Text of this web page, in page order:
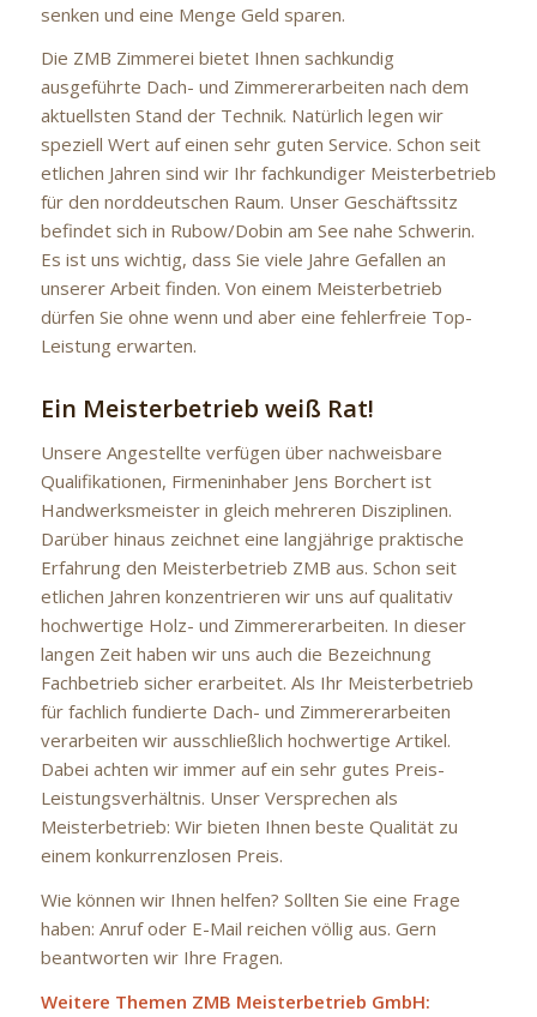
senken und eine Menge Geld sparen.
Die ZMB Zimmerei bietet Ihnen sachkundig
ausgeführte Dach- und Zimmererarbeiten nach dem
aktuellsten Stand der Technik. Natürlich legen wir
speziell Wert auf einen sehr guten Service. Schon seit
etlichen Jahren sind wir Ihr fachkundiger Meisterbetrieb
für den norddeutschen Raum. Unser Geschäftssitz
befindet sich in Rubow/Dobin am See nahe Schwerin.
Es ist uns wichtig, dass Sie viele Jahre Gefallen an
unserer Arbeit finden. Von einem Meisterbetrieb
dürfen Sie ohne wenn und aber eine fehlerfreie Top-
Leistung erwarten.
Ein Meisterbetrieb weiß Rat!
Unsere Angestellte verfügen über nachweisbare
Qualifikationen, Firmeninhaber Jens Borchert ist
Handwerksmeister in gleich mehreren Disziplinen.
Darüber hinaus zeichnet eine langjährige praktische
Erfahrung den Meisterbetrieb ZMB aus. Schon seit
etlichen Jahren konzentrieren wir uns auf qualitativ
hochwertige Holz- und Zimmererarbeiten. In dieser
langen Zeit haben wir uns auch die Bezeichnung
Fachbetrieb sicher erarbeitet. Als Ihr Meisterbetrieb
für fachlich fundierte Dach- und Zimmererarbeiten
verarbeiten wir ausschließlich hochwertige Artikel.
Dabei achten wir immer auf ein sehr gutes Preis-
Leistungsverhältnis. Unser Versprechen als
Meisterbetrieb: Wir bieten Ihnen beste Qualität zu
einem konkurrenzlosen Preis.
Wie können wir Ihnen helfen? Sollten Sie eine Frage
haben: Anruf oder E-Mail reichen völlig aus. Gern
beantworten wir Ihre Fragen.
Weitere Themen ZMB Meisterbetrieb GmbH: